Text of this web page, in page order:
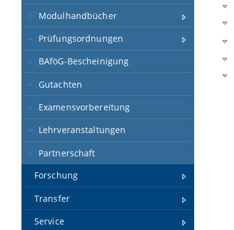
Modulhandbücher
Prüfungsordnungen
BAföG-Bescheinigung
Gutachten
Examensvorbereitung
Lehrveranstaltungen
Partnerschaft
Forschung
Transfer
Service